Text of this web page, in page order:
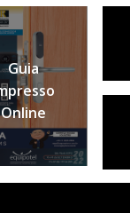
Guia
Online